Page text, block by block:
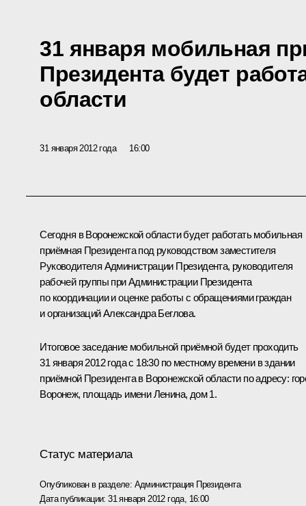
31 января мобильная
Президента будет
области
31 января 2012 года 16:00
Сегодня в Воронежской области будет работать мобильная
приёмная Президента под руководством заместителя
Руководителя Администрации Президента, руководителя
рабочей группы при Администрации Президента
по координации и оценке работы с обращениями граждан
и организацийАлександра Беглова.
Итоговое заседание мобильной приёмной будет проходить
31 января 2012 года с 18:30 по местному времени в здании
приёмной Президента в Воронежской области по адресу:
Воронеж, площадь имени Ленина, дом 1.
Статус материала
Опубликован в разделе: Администрация Президента
Дата публикации:31 января 2012 года, 16:00